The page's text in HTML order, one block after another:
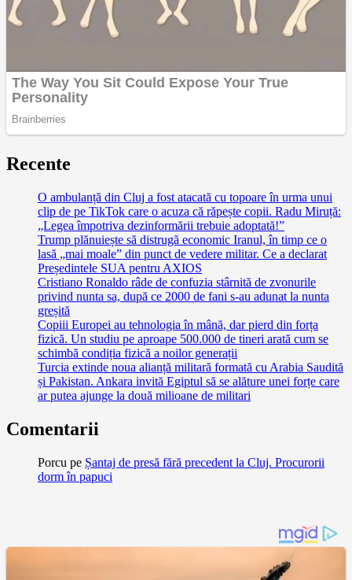
Recente
O ambulanță din Cluj a fost atacată cu topoare în urma unui
clip de pe TikTok care o acuza că răpește copii. Radu Miruță:
„Legea împotriva dezinformării trebuie adoptată!”
Trump plănuiește să distrugă economic Iranul, în timp ce o
lasă „mai moale” din punct de vedere militar. Ce a declarat
Președintele SUA pentru AXIOS
Cristiano Ronaldo râde de confuzia stârnită de zvonurile
privind nunta sa, după ce 2000 de fani s-au adunat la nunta
greșită
Copiii Europei au tehnologia în mână, dar pierd din forța
fizică. Un studiu pe aproape 500.000 de tineri arată cum se
schimbă condiția fizică a noilor generații
Turcia extinde noua alianță militară formată cu Arabia Saudită
și Pakistan. Ankara invită Egiptul să se alăture unei forțe care
ar putea ajunge la două milioane de militari
Comentarii
Porcu pe Șantaj de presă fără precedent la Cluj. Procurorii
dorm în papuci